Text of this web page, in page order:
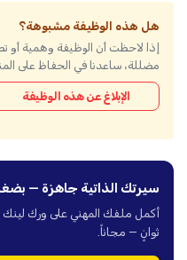
هل هذه الوظيفة مشبوهة؟
إذا لاحظت أن الوظيفة وهمية
مضللة، ساعدنا في الحفاظ على
الإبلاغ عن هذه الوظيفة
سيرتك الذاتية جاهزة —
أكمل ملفك المهني على ورك لينك
ثوانٍ — مجاناً.